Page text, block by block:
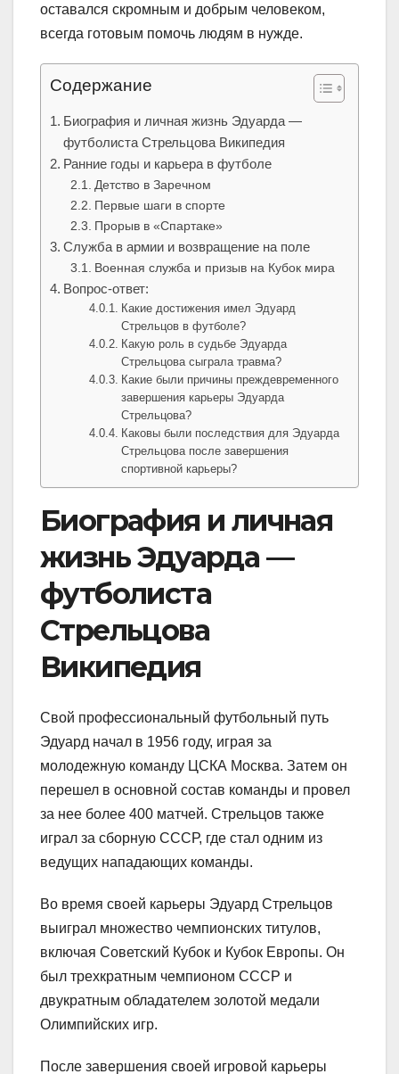
оставался скромным и добрым человеком,
всегда готовым помочь людям в нужде.
Содержание
Биография и личная жизнь Эдуарда —
футболиста Стрельцова Википедия
Ранние годы и карьера в футболе
Детство в Заречном
Первые шаги в спорте
Прорыв в «Спартаке»
Служба в армии и возвращение на поле
Военная служба и призыв на Кубок мира
Вопрос-ответ:
Какие достижения имел Эдуард
Стрельцов в футболе?
Какую роль в судьбе Эдуарда
Стрельцова сыграла травма?
Какие были причины преждевременного
завершения карьеры Эдуарда
Стрельцова?
Каковы были последствия для Эдуарда
Стрельцова после завершения
спортивной карьеры?
Биография и личная
жизнь Эдуарда —
футболиста
Стрельцова
Википедия
Свой профессиональный футбольный путь
Эдуард начал в 1956 году, играя за
молодежную команду ЦСКА Москва. Затем он
перешел в основной состав команды и провел
за нее более 400 матчей. Стрельцов также
играл за сборную СССР, где стал одним из
ведущих нападающих команды.
Во время своей карьеры Эдуард Стрельцов
выиграл множество чемпионских титулов,
включая Советский Кубок и Кубок Европы. Он
был трехкратным чемпионом СССР и
двукратным обладателем золотой медали
Олимпийских игр.
После завершения своей игровой карьеры